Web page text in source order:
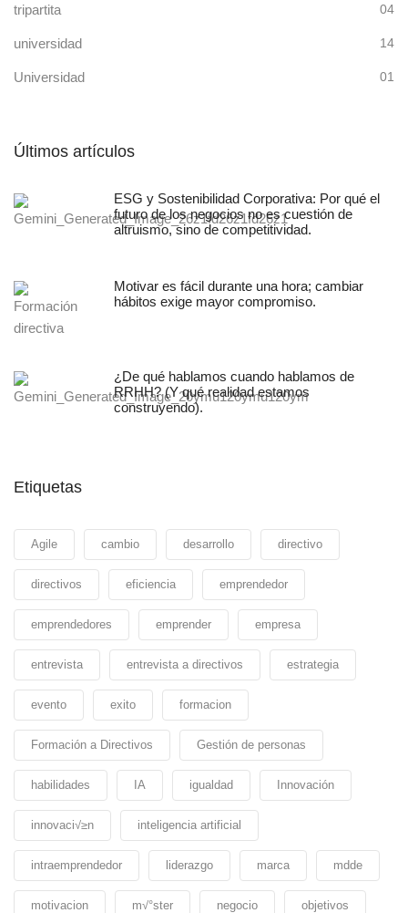
tripartita 04
universidad 14
Universidad 01
Últimos artículos
ESG y Sostenibilidad Corporativa: Por qué el
futuro de los negocios no es cuestión de
altruismo, sino de competitividad.
Motivar es fácil durante una hora; cambiar
hábitos exige mayor compromiso.
¿De qué hablamos cuando hablamos de
RRHH? (Y qué realidad estamos
construyendo).
Etiquetas
Agile cambio desarrollo directivo
directivos eficiencia emprendedor
emprendedores emprender empresa
entrevista entrevista a directivos estrategia
evento exito formacion
Formación a Directivos Gestión de personas
habilidades IA igualdad Innovación
innovaci√≥n inteligencia artificial
intraemprendedor liderazgo marca mdde
motivacion m√°ster negocio objetivos